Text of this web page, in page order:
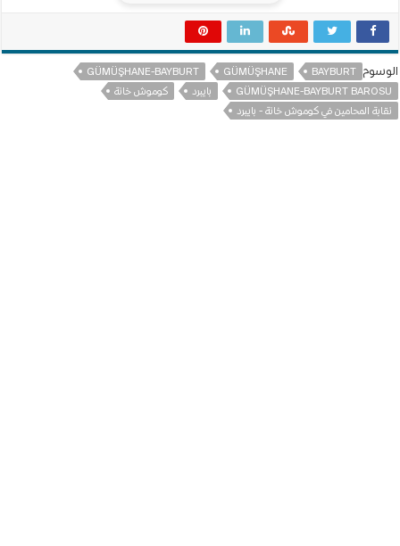
الوسوم BAYBURT
GÜMÜŞHANE
GÜMÜŞHANE-BAYBURT
GÜMÜŞHANE-BAYBURT BAROSU
بايبرد
كوموش خانة
نقابة المحامين في كوموش خانة - بايبرد